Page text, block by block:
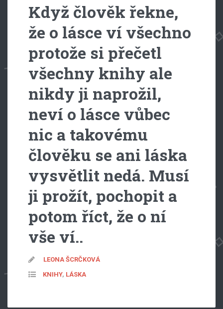
Když člověk řekne,
že o lásce ví všechno
protože si přečetl
všechny knihy ale
nikdy ji naprožil,
neví o lásce vůbec
nic a takovému
člověku se ani láska
vysvětlit nedá. Musí
ji prožít, pochopit a
potom říct, že o ní
vše ví..
LEONA ŠCRČKOVÁ
KNIHY, LÁSKA